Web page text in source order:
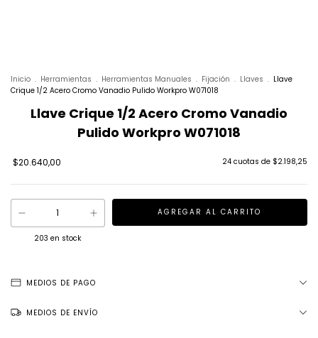
Inicio . Herramientas . Herramientas Manuales . Fijación . Llaves . Llave
Crique 1/2 Acero Cromo Vanadio Pulido Workpro W071018
Llave Crique 1/2 Acero Cromo Vanadio
Pulido Workpro W071018
$20.640,00 24 cuotas de $2.198,25
203 en stock
MEDIOS DE PAGO
MEDIOS DE ENVÍO